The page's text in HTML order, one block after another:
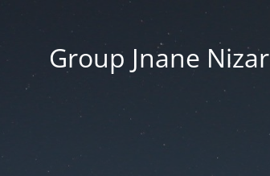
Group Jnane Nizar